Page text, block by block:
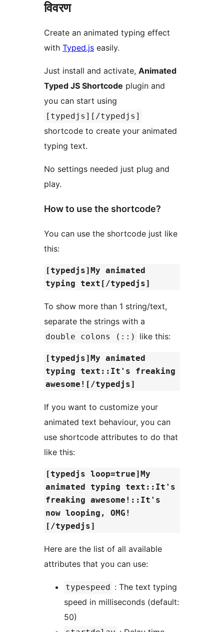
विवरण
Create an animated typing effect
with Typed.js easily.
Just install and activate, Animated
Typed JS Shortcode plugin and
you can start using
[typedjs][/typedjs]
shortcode to create your animated
typing text.
No settings needed just plug and
play.
How to use the shortcode?
You can use the shortcode just like
this:
[typedjs]My animated
typing text[/typedjs]
To show more than 1 string/text,
separate the strings with a
double colons (::) like this:
[typedjs]My animated
typing text::It's freaking
awesome![/typedjs]
If you want to customize your
animated text behaviour, you can
use shortcode attributes to do that
like this:
[typedjs loop=true]My
animated typing text::It's
freaking awesome!::It's
now looping, OMG!
[/typedjs]
Here are the list of all available
attributes that you can use:
typespeed
: The text typing
speed in milliseconds (default:
50)